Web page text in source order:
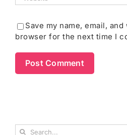
Save my name, email,
browser for the next time I
Search